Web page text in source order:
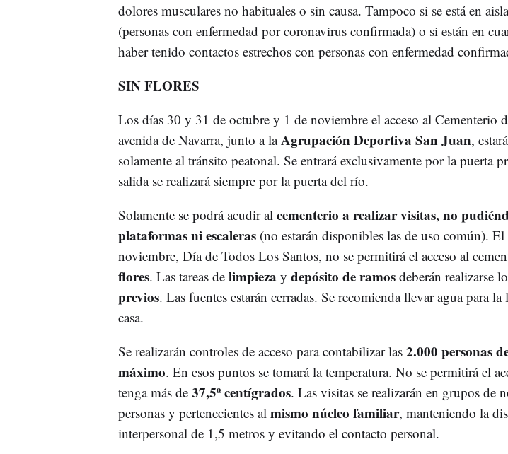
dolores musculares no habituales o sin causa. Tampoco si se está en
(personas con enfermedad por coronavirus confirmada) o si están en
haber tenido contactos estrechos con personas con enfermedad
SIN FLORES
Los días 30 y 31 de octubre y 1 de noviembre el acceso al Cementerio
avenida de Navarra, junto a laAgrupación Deportiva San Juan,
solamente al tránsito peatonal. Se entrará exclusivamente por la puerta
salida se realizará siempre por la puerta del río.
Solamente se podrá acudir al cementerio a realizar visitas, no
plataformas ni escaleras(no estarán disponibles las de uso común).
noviembre, Día de Todos Los Santos, no se permitirá el acceso al
flores. Las tareas de limpieza y depósito de ramos deberán realizarse
previos. Las fuentes estarán cerradas. Se recomienda llevar agua para la
casa.
Se realizarán controles de acceso para contabilizar las 2.000 personas
máximo. En esos puntos se tomará la temperatura. No se permitirá el
tenga más de 37,5º centígrados. Las visitas se realizarán en grupos de
personas y pertenecientes al mismo núcleo familiar, manteniendo la
interpersonal de 1,5 metros y evitando el contacto personal.